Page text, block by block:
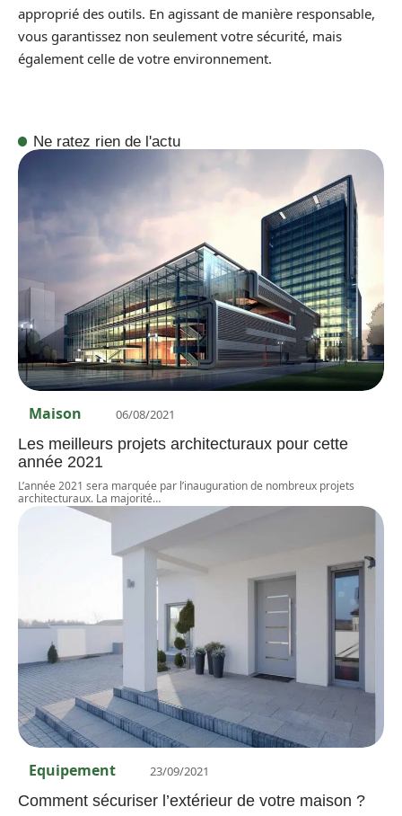
approprié des outils. En agissant de manière responsable,
vous garantissez non seulement votre sécurité, mais
également celle de votre environnement.
Ne ratez rien de l'actu
Maison 06/08/2021
Les meilleurs projets architecturaux pour cette
année 2021
L’année 2021 sera marquée par l’inauguration de nombreux projets
architecturaux. La majorité…
Equipement 23/09/2021
Comment sécuriser l’extérieur de votre maison ?